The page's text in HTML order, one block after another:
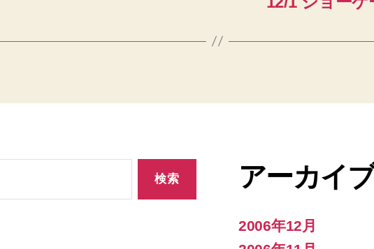
アーカイ
2006年12月